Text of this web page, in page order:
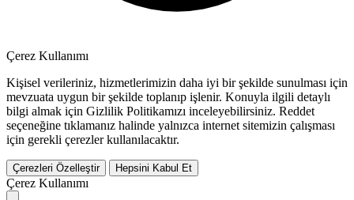
Çerez Kullanımı
Kişisel verileriniz, hizmetlerimizin daha iyi bir şekilde sunulması için
mevzuata uygun bir şekilde toplanıp işlenir. Konuyla ilgili detaylı
bilgi almak için Gizlilik Politikamızı inceleyebilirsiniz. Reddet
seçeneğine tıklamanız halinde yalnızca internet sitemizin çalışması
için gerekli çerezler kullanılacaktır.
Çerezleri Özelleştir Hepsini Kabul Et
Çerez Kullanımı